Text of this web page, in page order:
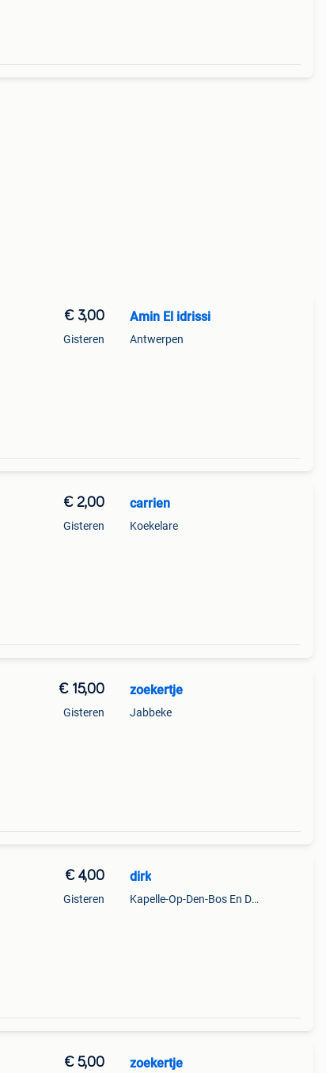
€ 3,00
Gisteren
Amin El idrissi
Antwerpen
€ 2,00
Gisteren
carrien
Koekelare
€ 15,00
Gisteren
zoekertje
Jabbeke
€ 4,00
Gisteren
dirk
Kapelle-Op-Den-Bos En Deel Van Zemst
€ 5,00 zoekertje